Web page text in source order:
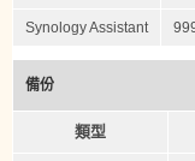
Synology Assistant
備份
類型